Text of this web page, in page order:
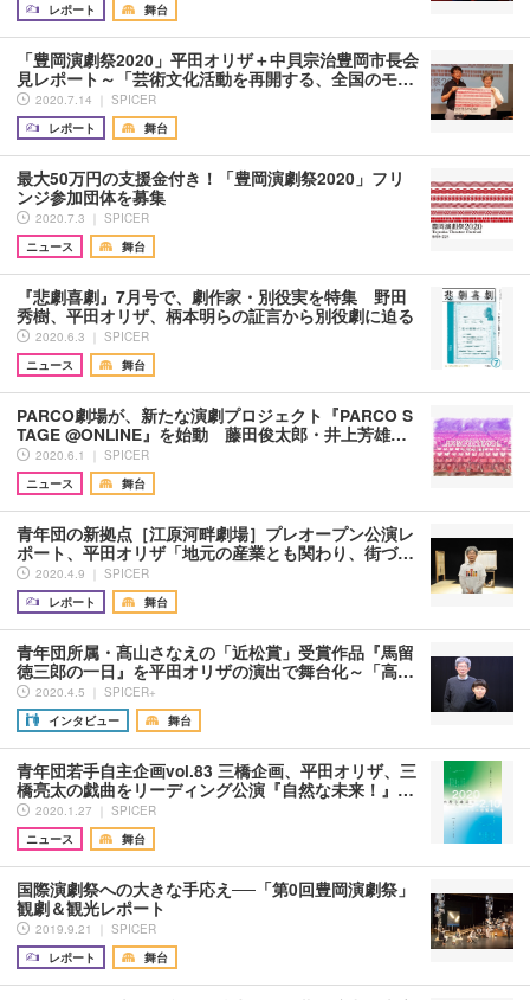
レポート
舞台
「豊岡演劇祭2020」平田オリザ＋中貝宗治豊岡市長会
見レポート～「芸術文化活動を再開する、全国のモ…
2020.7.14 ｜ SPICER
レポート
舞台
最大50万円の支援金付き！「豊岡演劇祭2020」フリ
ンジ参加団体を募集
2020.7.3 ｜ SPICER
ニュース
舞台
『悲劇喜劇』7月号で、劇作家・別役実を特集 野田
秀樹、平田オリザ、柄本明らの証言から別役劇に迫る
2020.6.3 ｜ SPICER
ニュース
舞台
PARCO劇場が、新たな演劇プロジェクト『PARCO S
TAGE @ONLINE』を始動 藤田俊太郎・井上芳雄…
2020.6.1 ｜ SPICER
ニュース
舞台
青年団の新拠点［江原河畔劇場］プレオープン公演レ
ポート、平田オリザ「地元の産業とも関わり、街づ…
2020.4.9 ｜ SPICER
レポート
舞台
青年団所属・髙山さなえの「近松賞」受賞作品『馬留
徳三郎の一日』を平田オリザの演出で舞台化～「高…
2020.4.5 ｜ SPICER+
インタビュー
舞台
青年団若手自主企画vol.83 三橋企画、平田オリザ、三
橋亮太の戯曲をリーディング公演『自然な未来！』…
2020.1.27 ｜ SPICER
ニュース
舞台
国際演劇祭への大きな手応え──「第0回豊岡演劇祭」
観劇＆観光レポート
2019.9.21 ｜ SPICER
レポート
舞台